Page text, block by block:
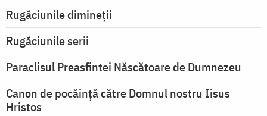
Rugăciunile dimineții
Rugăciunile serii
Paraclisul Preasfintei Născătoare de Dumnezeu
Canon de pocăință către Domnul nostru Iisus
Hristos